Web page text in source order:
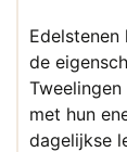
de
met hun
dagelijkse